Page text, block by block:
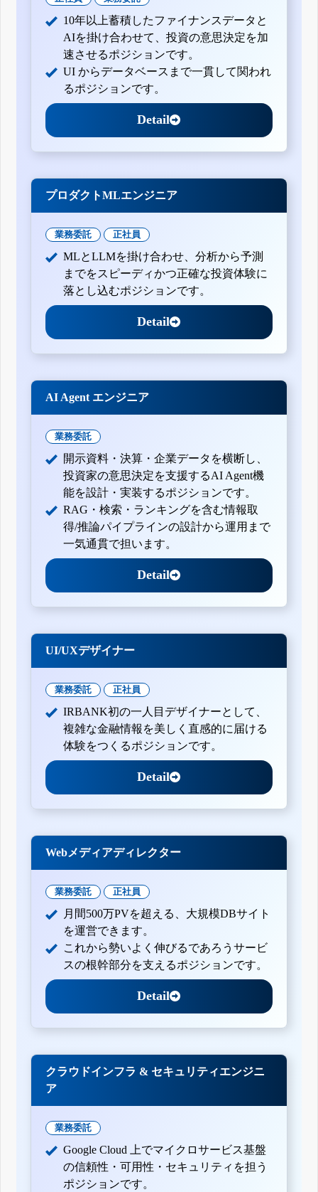
10年以上蓄積したファイナンスデータと
AIを掛け合わせて、投資の意思決定を加
速させるポジションです。
UI からデータベースまで一貫して関われ
るポジションです。
Detail
プロダクトMLエンジニア
業務委託 正社員
MLとLLMを掛け合わせ、分析から予測
までをスピーディかつ正確な投資体験に
落とし込むポジションです。
Detail
AI Agent エンジニア
業務委託
開示資料・決算・企業データを横断し、
投資家の意思決定を支援するAI Agent機
能を設計・実装するポジションです。
RAG・検索・ランキングを含む情報取
得/推論パイプラインの設計から運用まで
一気通貫で担います。
Detail
UI/UXデザイナー
業務委託 正社員
IRBANK初の一人目デザイナーとして、
複雑な金融情報を美しく直感的に届ける
体験をつくるポジションです。
Detail
Webメディアディレクター
業務委託 正社員
月間500万PVを超える、大規模DBサイト
を運営できます。
これから勢いよく伸びるであろうサービ
スの根幹部分を支えるポジションです。
Detail
クラウドインフラ & セキュリティエンジニ
ア
業務委託
Google Cloud 上でマイクロサービス基盤
の信頼性・可用性・セキュリティを担う
ポジションです。